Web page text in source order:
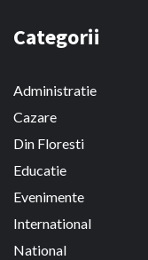
Categorii
Administratie
Cazare
Din Floresti
Educatie
Evenimente
International
National